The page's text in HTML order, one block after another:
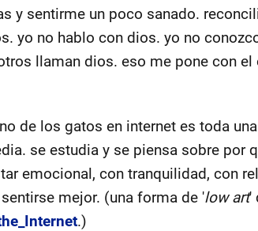
y sentirme un poco sanado.
yo no hablo con dios. yo no
llaman dios. eso me pone con
de los gatos en internet es toda
se estudia y se piensa sobre por
emocional, con tranquilidad, con
mejor. (una forma de 'low art'
.)